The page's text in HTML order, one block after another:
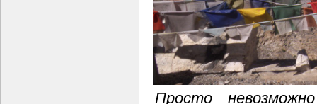
Просто